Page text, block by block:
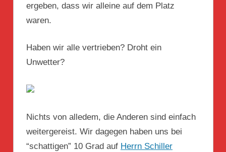
ergeben, dass wir alleine auf dem Platz
waren.
Haben wir alle vertrieben? Droht ein
Unwetter?
Nichts von alledem, die Anderen sind einfach
weitergereist. Wir dagegen haben uns bei
“schattigen” 10 Grad auf Herrn Schiller